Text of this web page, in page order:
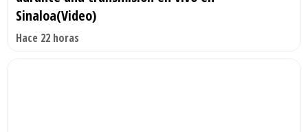
Sinaloa(Video)
Hace 22 horas